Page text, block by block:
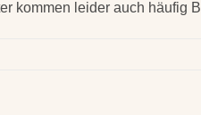
kommen leider auch häufig